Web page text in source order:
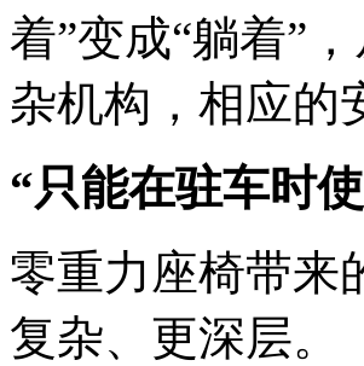
着”变成“躺着”
杂机构，相应的
“只能在驻车时
零重力座椅带来
复杂、更深层。